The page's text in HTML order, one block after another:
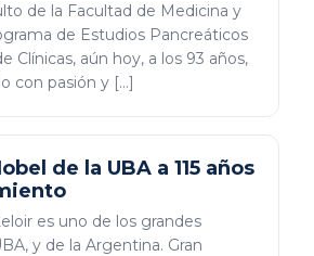
de la Facultad de Medicina y
de Estudios Pancreáticos
Clínicas, aún hoy, a los 93 años,
con pasión y […]
de la UBA a 115 años
es uno de los grandes
y de la Argentina. Gran